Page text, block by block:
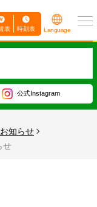
表 時刻表 Language
公式Instagram
知らせ
せ